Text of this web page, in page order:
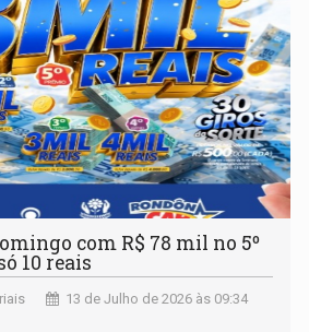
com R$ 78 mil no 5º
10 reais
13 de Julho de 2026 às 09:34